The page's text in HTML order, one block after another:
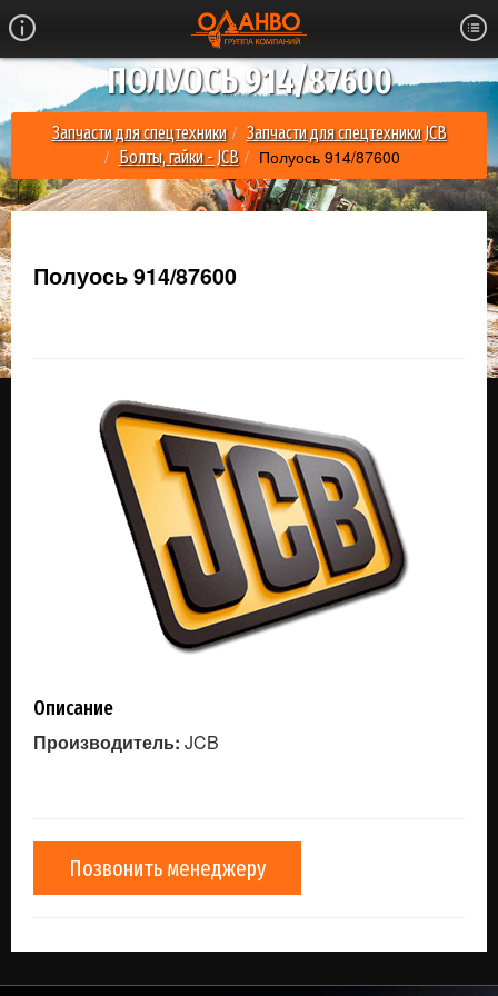
ПОЛУОСЬ 914/87600
Запчасти для спецтехники
Запчасти для спецтехники JCB
Болты, гайки - JCB
Полуось 914/87600
Полуось 914/87600
Описание
Производитель: JCB
Позвонить менеджеру